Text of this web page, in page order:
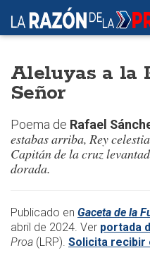
Aleluyas a la
Señor
Poema de Rafael
estabas arriba, Rey
Capitán de la cruz
dorada.
​Publicado en Gaceta de la
abril de 2024. Ver portada
Proa (LRP). Solicita recibir